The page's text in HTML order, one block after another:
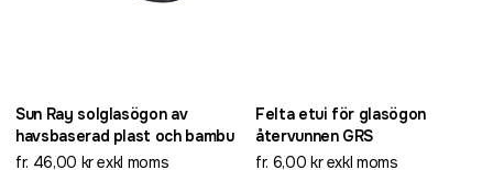
Sun Ray solglasögon av
havsbaserad plast och bambu
fr. 46,00 kr exkl moms
Felta etui för glasögon
återvunnen GRS
fr. 6,00 kr exkl moms